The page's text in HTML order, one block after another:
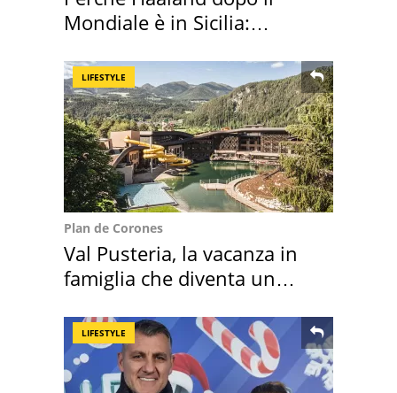
Mondiale è in Sicilia:
LIFESTYLE
Plan de Corones
Val Pusteria, la vacanza in
famiglia che diventa un
LIFESTYLE